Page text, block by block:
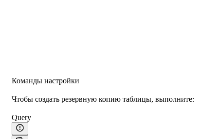
Команды настройки
Чтобы создать резервную копию таблицы, выполните:
Query